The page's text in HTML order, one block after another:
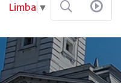
Limba ▼